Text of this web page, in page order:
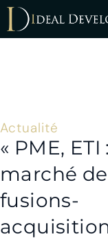
Actualité
« PME, ETI
marché
fusions-